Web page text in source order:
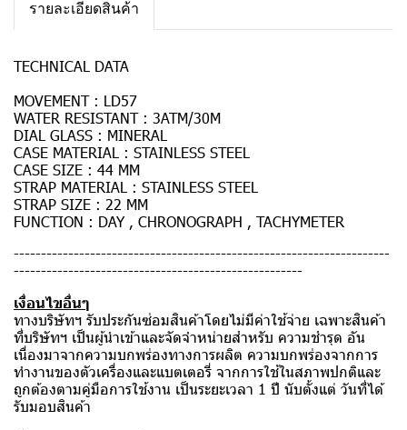
รายละเอียดสินค้า
TECHNICAL DATA
MOVEMENT : LD57
WATER RESISTANT : 3ATM/30M
DIAL GLASS : MINERAL
CASE MATERIAL : STAINLESS STEEL
CASE SIZE : 44 MM
STRAP MATERIAL : STAINLESS STEEL
STRAP SIZE : 22 MM
FUNCTION : DAY , CHRONOGRAPH , TACHYMETER
---------------------------------------------------------------------
-----------------------------------------------------
เงื่อนไขอื่นๆ
ทางบริษัทฯ รับประกันซ่อมสินค้าโดยไม่มีค่าใช้จ่าย เฉพาะสินค้า
ที่บริษัทฯ เป็นผู้นำเข้าและจัดจำหน่ายสำหรับ ความชำรุด อัน
เนื่องมาจากความบกพร่องทางการผลิต ความบกพร่องจากการ
ทำงานของตัวเครื่องและแบตเตอรี่ จากการใช้ในสภาพปกติและ
ถูกต้องตามคู่มือการใช้งาน เป็นระยะเวลา 1 ปี นับตั้งแต่ วันที่ได้
รับมอบสินค้า